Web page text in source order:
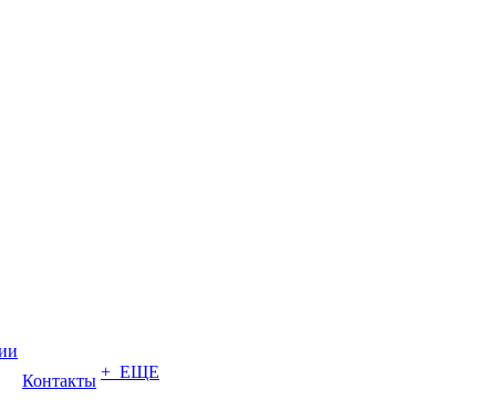
Контакты + ЕЩЕ